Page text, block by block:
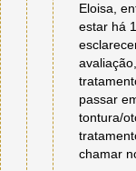
Eloisa,
estar há
passar
tontura/
chamar